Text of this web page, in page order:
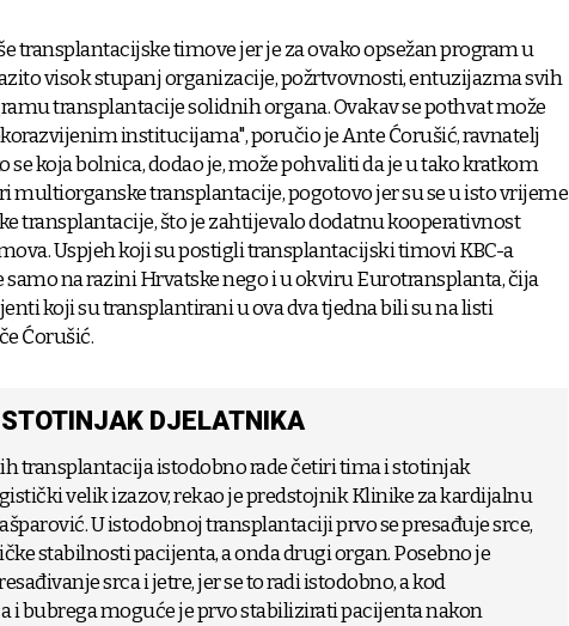
transplantacijske timove jer je za ovako opsežan program u
visok stupanj organizacije, požrtvovnosti, entuzijazma svih
transplantacije solidnih organa. Ovakav se pothvat može
institucijama", poručio je Ante Ćorušić, ravnatelj
se koja bolnica, dodao je, može pohvaliti da je u tako kratkom
multiorganske transplantacije, pogotovo jer su se u isto vrijeme
transplantacije, što je zahtijevalo dodatnu kooperativnost
Uspjeh koji su postigli transplantacijski timovi KBC-a
samo na razini Hrvatske nego i u okviru Eurotransplanta, čija
koji su transplantirani u ova dva tjedna bili su na listi
Ćorušić.
DJELATNIKA
transplantacija istodobno rade četiri tima i stotinjak
velik izazov, rekao je predstojnik Klinike za kardijalnu
U istodobnoj transplantaciji prvo se presađuje srce,
stabilnosti pacijenta, a onda drugi organ. Posebno je
srca i jetre, jer se to radi istodobno, a kod
i bubrega moguće je prvo stabilizirati pacijenta nakon